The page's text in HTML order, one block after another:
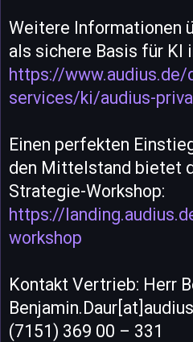
Weitere Informationen
als sichere Basis für KI
https://www.audius.de/
services/ki/audius-
Einen perfekten
den Mittelstand bietet
Strategie-Workshop:
https://
workshop
Kontakt Vertrieb: Herr
(7151) 369 00 – 331